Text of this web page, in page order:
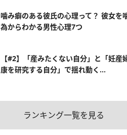
噛み癖のある彼氏の心理って？ 彼女を
為からわかる男性心理7つ
【#2】「産みたくない自分」と「妊産
康を研究する自分」で揺れ動く...
ランキング一覧を見る